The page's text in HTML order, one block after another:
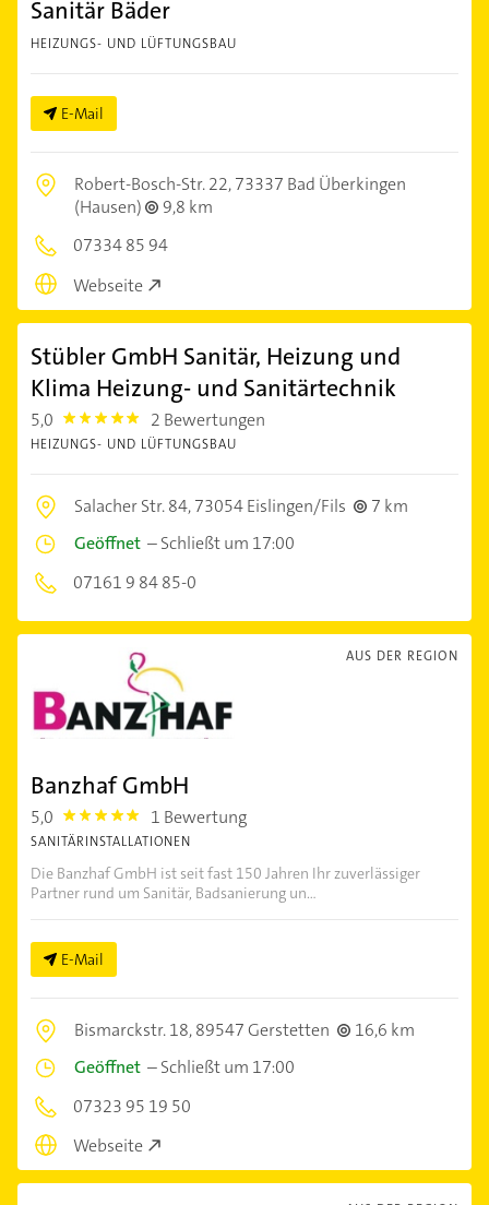
Sanitär Bäder
HEIZUNGS- UND LÜFTUNGSBAU
E-Mail
Robert-Bosch-Str. 22,73337 Bad Überkingen
(Hausen)
9,8 km
07334 85 94
Webseite
Stübler GmbH Sanitär, Heizung und
Klima Heizung- und Sanitärtechnik
5,0 5.0 2 Bewertungen
HEIZUNGS- UND LÜFTUNGSBAU
Salacher Str. 84,73054 Eislingen/Fils
7 km
Geöffnet –Schließt um 17:00
07161 9 84 85-0
AUS DER REGION
Banzhaf GmbH
5,0 5.0 1 Bewertung
SANITÄRINSTALLATIONEN
Die Banzhaf GmbH ist seit fast 150 Jahren Ihr zuverlässiger
Partner rund um Sanitär, Badsanierung un...
E-Mail
Bismarckstr. 18,89547 Gerstetten
16,6 km
Geöffnet –Schließt um 17:00
07323 95 19 50
Webseite